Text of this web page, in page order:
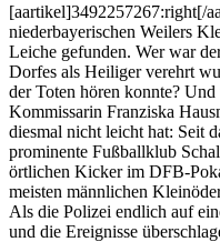
[aartikel]3492257267:right[/
niederbayerischen Weilers
Leiche gefunden. Wer war
Dorfes als Heiliger verehrt
der Toten hören konnte?
Kommissarin Franziska
diesmal nicht leicht hat: Seit
prominente Fußballklub
örtlichen Kicker im DFB-
meisten männlichen
Als die Polizei endlich auf
und die Ereignisse